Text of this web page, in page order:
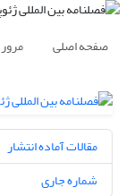
صفحه اصلی مرور
مقالات آماده انتشار
شماره جاری